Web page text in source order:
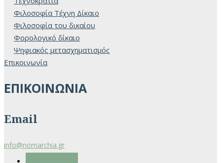
Φιλοσοφία Τέχνη Δίκαιο
Φιλοσοφία του δικαίου
Φορολογικό δίκαιο
Ψηφιακός μετασχηματισμός
Επικοινωνία
ΕΠΙΚΟΙΝΩΝΙΑ
Email
info@nomarchia.gr